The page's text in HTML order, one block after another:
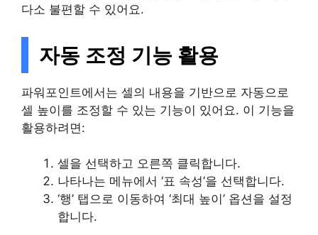
다소 불편할 수 있어요.
자동 조정 기능 활용
파워포인트에서는 셀의 내용을 기반으로 자동으로
셀 높이를 조정할 수 있는 기능이 있어요. 이 기능을
활용하려면:
셀을 선택하고 오른쪽 클릭합니다.
나타나는 메뉴에서 ‘표 속성’을 선택합니다.
‘행’ 탭으로 이동하여 ‘최대 높이’ 옵션을 설정
합니다.